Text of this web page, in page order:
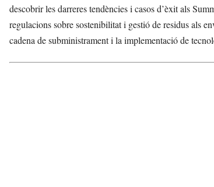
descobrir les darreres tendències i casos d’èxit als
regulacions sobre sostenibilitat i gestió de residus als
cadena de subministrament i la implementació de